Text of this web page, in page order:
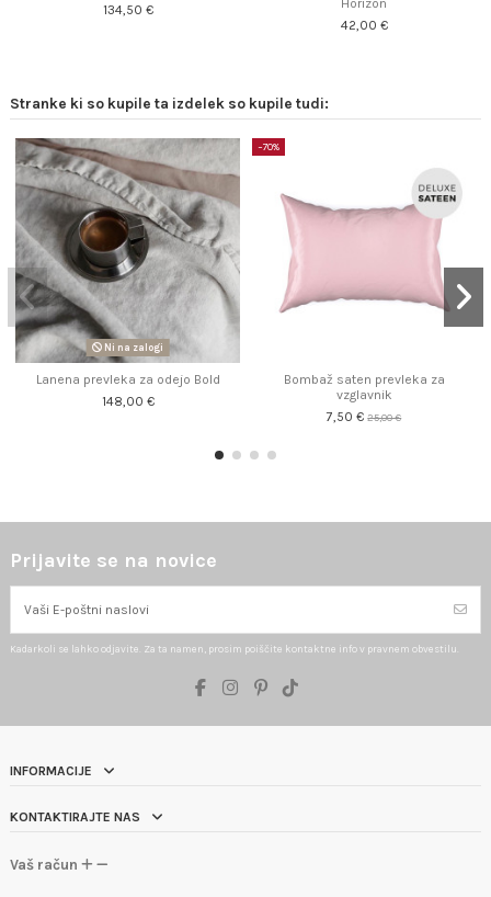
134,50 €
Horizon
42,00 €
Stranke ki so kupile ta izdelek so kupile tudi:
Ni na zalogi
Lanena prevleka za odejo Bold
148,00 €
−70%
Bombaž saten prevleka za
vzglavnik
7,50 €25,00 €
Prijavite se na novice
Kadarkoli se lahko odjavite. Za ta namen, prosim poiščite kontaktne info v pravnem obvestilu.
INFORMACIJE
KONTAKTIRAJTE NAS
Vaš račun